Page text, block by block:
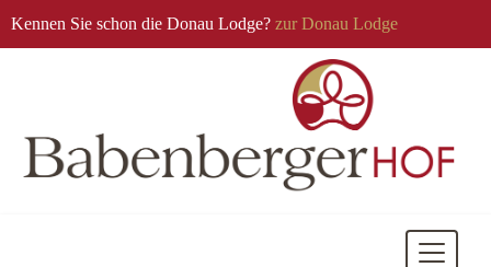
Kennen Sie schon die Donau Lodge? zur Donau Lodge
Mobile